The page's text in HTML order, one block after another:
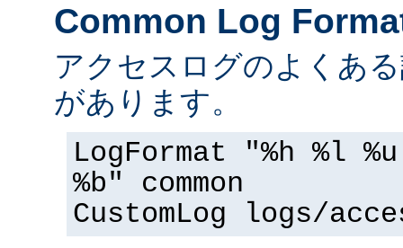
Common Log
アクセスログのよくあ
があります。
LogFormat "%h %l
%b" common
CustomLog logs/